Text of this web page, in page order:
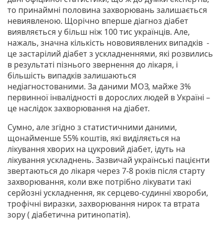
то принаймні половина захворювань залишається
невиявленою. Щорічно вперше діагноз діабет
виявляється у більш ніж 100 тис українців. Але,
нажаль, значна кількість нововиявлених випадків -
це застарілий діабет з ускладненнями, які розвились
в результаті пізнього звернення до лікаря, і
більшість випадків залишаються
недіагностованими. За даними МОЗ, майже 3%
первинної інвалідності в дорослих людей в Україні –
це наслідок захворювання на діабет.
Сумно, але згідно з статистичними даними,
щонайменше 55% коштів, які виділяється на
лікування хворих на цукровий діабет, ідуть на
лікування ускладнень. Зазвичай українські пацієнти
звертаються до лікаря через 7-8 років після старту
захворювання, коли вже потрібно лікувати такі
серйозні ускладнення, як серцево-судинні хвороби,
трофічні виразки, захворювання нирок та втрата
зору ( діабетична ритинопатія).